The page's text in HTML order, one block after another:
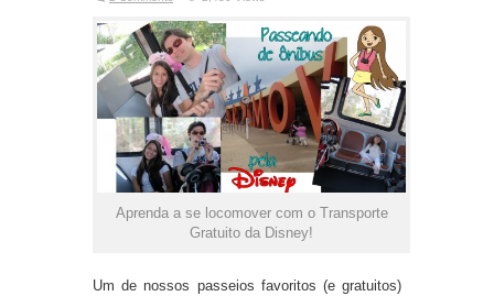
Aprenda a se locomover com o Transporte
Gratuito da Disney!
Um de nossos passeios favoritos (e gratuitos)